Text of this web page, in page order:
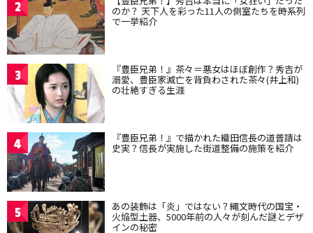
2 のか？ 天下人を彩った11人の側室たちを時系列
で一挙紹介
3 『豊臣兄弟！』茶々＝悪女はほぼ創作？秀吉が
溺愛、豊臣家滅亡を背負わされた茶々(井上和)
の壮絶すぎる生涯
4 『豊臣兄弟！』で描かれた織田信長の道普請は
史実？信長が実施した街道整備の施策を紹介
5 あの装飾は「炎」ではない？縄文時代の国宝・
火焔型土器、5000年前の人々が刻んだ謎とデザ
インの秘密